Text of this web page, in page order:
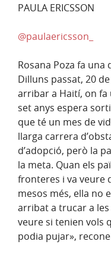
PAULA ERICSSON
@paulaericsson_
Rosana Poza fa
Dilluns passat, 20
arribar a Haití, on fa
set anys espera
que té un mes de
llarga carrera
d’adopció, però la
la meta. Quan els
fronteres i va veure
mesos més, ella no
arribat a trucar a
veure si tenien vols
podia pujar»,